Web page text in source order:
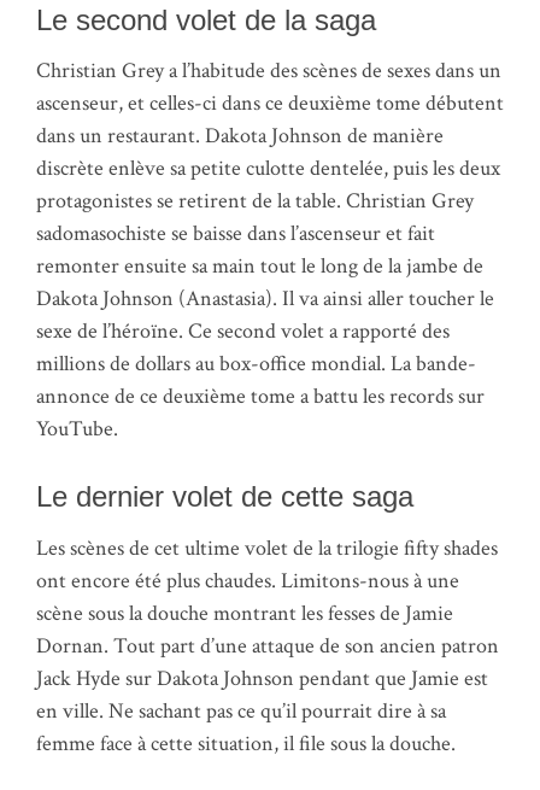
Le second volet de la saga
Christian Grey a l’habitude des scènes de sexes dans un
ascenseur, et celles-ci dans ce deuxième tome débutent
dans un restaurant. Dakota Johnson de manière
discrète enlève sa petite culotte dentelée, puis les deux
protagonistes se retirent de la table. Christian Grey
sadomasochiste se baisse dans l’ascenseur et fait
remonter ensuite sa main tout le long de la jambe de
Dakota Johnson (Anastasia). Il va ainsi aller toucher le
sexe de l’héroïne. Ce second volet a rapporté des
millions de dollars au box-office mondial. La bande-
annonce de ce deuxième tome a battu les records sur
YouTube.
Le dernier volet de cette saga
Les scènes de cet ultime volet de la trilogie fifty shades
ont encore été plus chaudes. Limitons-nous à une
scène sous la douche montrant les fesses de Jamie
Dornan. Tout part d’une attaque de son ancien patron
Jack Hyde sur Dakota Johnson pendant que Jamie est
en ville. Ne sachant pas ce qu’il pourrait dire à sa
femme face à cette situation, il file sous la douche.